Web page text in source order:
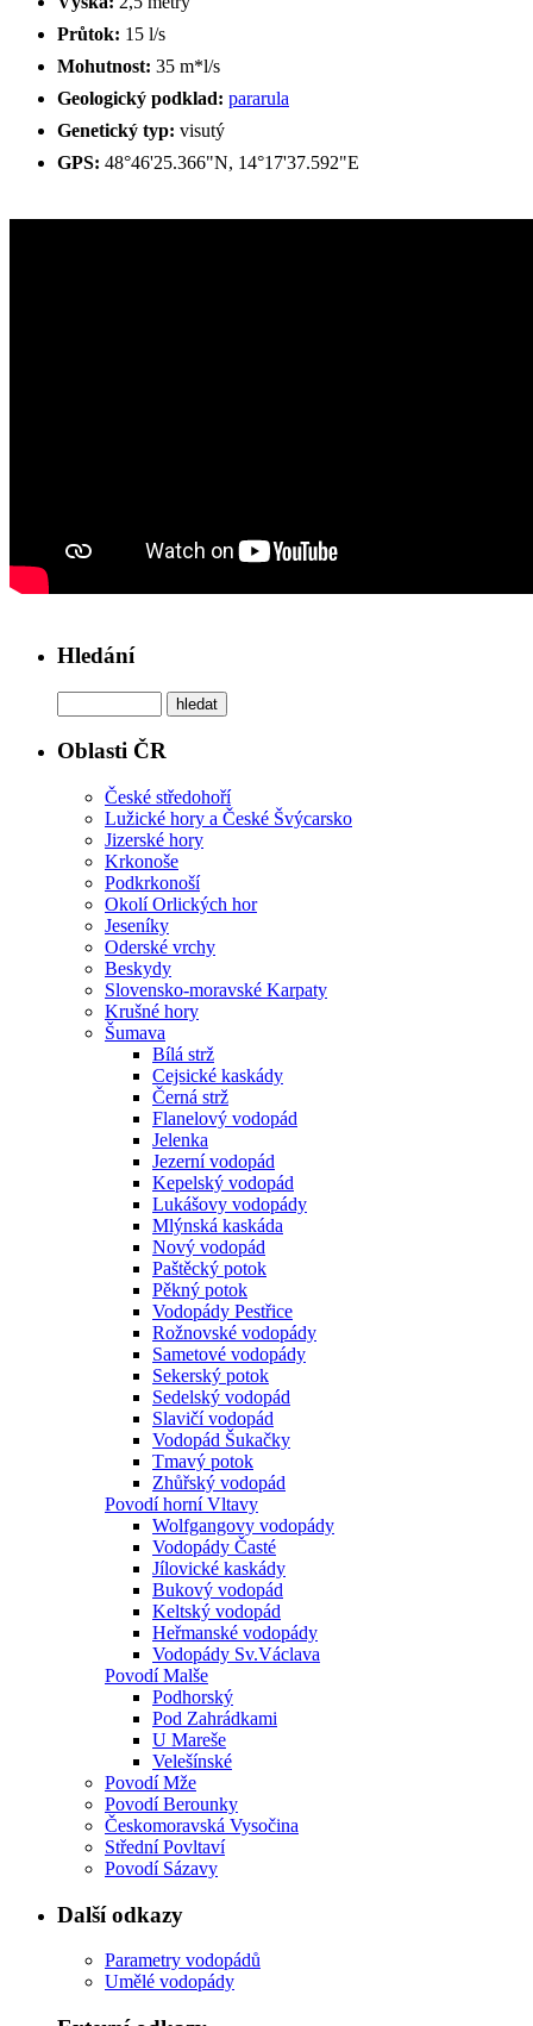
Průtok: 15 l/s
Mohutnost: 35 m*l/s
Geologický podklad: pararula
Genetický typ: visutý
GPS: 48°46'25.366"N, 14°17'37.592"E
Hledání
Oblasti ČR
České středohoří
Lužické hory a České Švýcarsko
Jizerské hory
Krkonoše
Podkrkonoší
Okolí Orlických hor
Jeseníky
Oderské vrchy
Beskydy
Slovensko-moravské Karpaty
Krušné hory
Šumava
Bílá strž
Cejsické kaskády
Černá strž
Flanelový vodopád
Jelenka
Jezerní vodopád
Kepelský vodopád
Lukášovy vodopády
Mlýnská kaskáda
Nový vodopád
Paštěcký potok
Pěkný potok
Vodopády Pestřice
Rožnovské vodopády
Sametové vodopády
Sekerský potok
Sedelský vodopád
Slavičí vodopád
Vodopád Šukačky
Tmavý potok
Zhůřský vodopád
Povodí horní Vltavy
Wolfgangovy vodopády
Vodopády Časté
Jílovické kaskády
Bukový vodopád
Keltský vodopád
Heřmanské vodopády
Vodopády Sv.Václava
Povodí Malše
Podhorský
Pod Zahrádkami
U Mareše
Velešínské
Povodí Mže
Povodí Berounky
Českomoravská Vysočina
Střední Povltaví
Povodí Sázavy
Další odkazy
Parametry vodopádů
Umělé vodopády